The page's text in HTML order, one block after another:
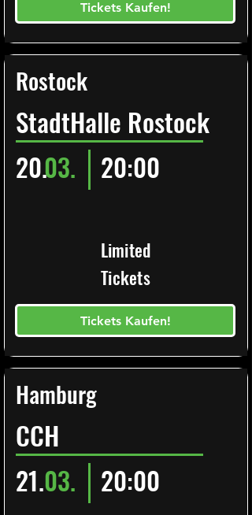
Tickets Kaufen!
Rostock
StadtHalle Rostock
20.03. 20:00
Limited
Tickets
Tickets Kaufen!
Hamburg
CCH
21.03. 20:00